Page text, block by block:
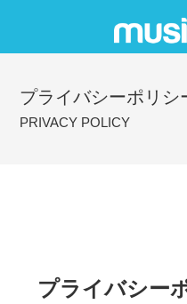
プライバシーポリシ
PRIVACY POLICY
プライバシー